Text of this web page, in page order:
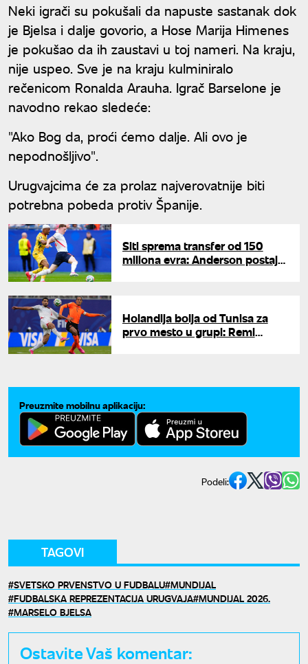
Neki igrači su pokušali da napuste sastanak dok
je Bjelsa i dalje govorio, a Hose Marija Himenes
je pokušao da ih zaustavi u toj nameri. Na kraju,
nije uspeo. Sve je na kraju kulminiralo
rečenicom Ronalda Arauha. Igrač Barselone je
navodno rekao sledeće:
"Ako Bog da, proći ćemo dalje. Ali ovo je
nepodnošljivo".
Urugvajcima će za prolaz najverovatnije biti
potrebna pobeda protiv Španije.
Siti sprema transfer od 150
miliona evra: Anderson postaje
Holandija bolja od Tunisa za
prvo mesto u grupi: Remi
Preuzmite mobilnu aplikaciju:
Podeli:
TAGOVI
SVETSKO PRVENSTVO U FUDBALU MUNDIJAL
FUDBALSKA REPREZENTACIJA URUGVAJA MUNDIJAL 2026.
MARSELO BJELSA
Ostavite Vaš komentar: